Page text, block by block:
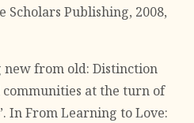
Scholars Publishing, 2008,
new from old: Distinction
at the turn of
In From Learning to Love: